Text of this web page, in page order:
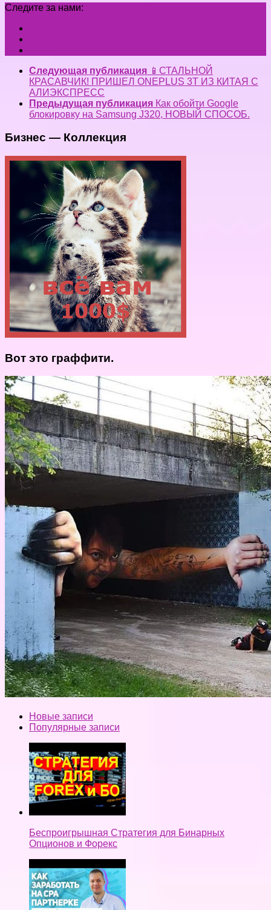
Следите за нами:
Следующая публикация 📱СТАЛЬНОЙ
КРАСАВЧИК! ПРИШЕЛ ONEPLUS 3T ИЗ КИТАЯ С
АЛИЭКСПРЕСС
Предыдущая публикация Как обойти Google
блокировку на Samsung J320, НОВЫЙ СПОСОБ.
Бизнес — Коллекция
Вот это граффити.
Новые записи
Популярные записи
Беспроигрышная Стратегия для Бинарных
Опционов и Форекс